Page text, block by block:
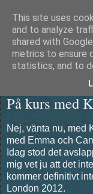
På kurs med
Nej, vänta nu, med
med Emma och
Idag stod det
mig vet ju att det
kommer definitivt
London 2012.
This site uses
and to analyze
shared with
metrics to ensure
statistics, and to